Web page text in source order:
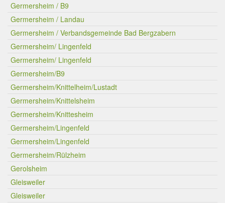
Germersheim / B9
Germersheim / Landau
Germersheim / Verbandsgemeinde Bad Bergzabern
Germersheim/ Lingenfeld
Germersheim/ Lingenfeld
Germersheim/B9
Germersheim/Knittelheim/Lustadt
Germersheim/Knittelsheim
Germersheim/Knittesheim
Germersheim/Lingenfeld
Germersheim/Lingenfeld
Germersheim/Rülzheim
Gerolsheim
Gleisweiler
Gleisweiler